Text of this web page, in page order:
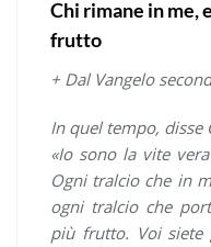
Chi rimane in me,
frutto
+ Dal Vangelo
In quel tempo, disse
«Io sono la vite
Ogni tralcio che in
ogni tralcio che
più frutto. Voi siete